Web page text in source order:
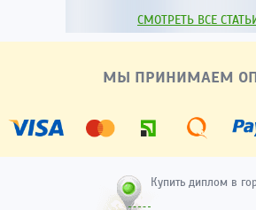
СМОТРЕТЬ ВСЕ
МЫ ПРИНИМАЕМ
Купить диплом в